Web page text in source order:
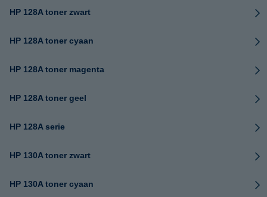
HP 128A toner zwart
HP 128A toner cyaan
HP 128A toner magenta
HP 128A toner geel
HP 128A serie
HP 130A toner zwart
HP 130A toner cyaan